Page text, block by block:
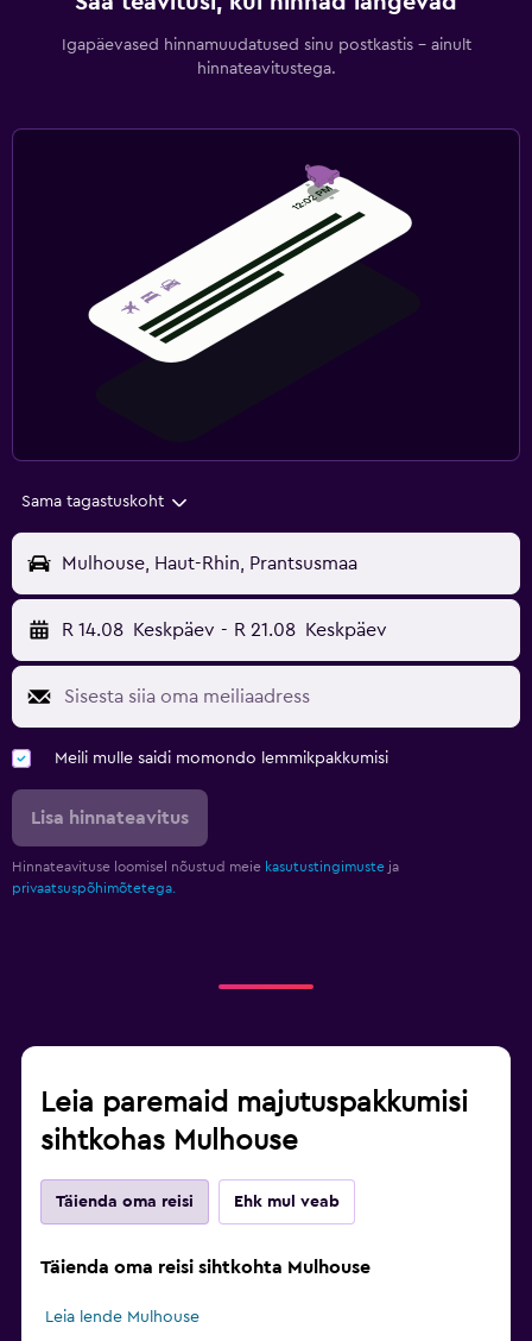
Igapäevased hinnamuudatused sinu postkastis – ainult
hinnateavitustega.
Sama tagastuskoht
Mulhouse, Haut-Rhin, Prantsusmaa
R 14.08 Keskpäev - R 21.08 Keskpäev
Meili mulle saidi momondo lemmikpakkumisi
Lisa hinnateavitus
Hinnateavituse loomisel nõustud meie kasutustingimuste ja
privaatsuspõhimõtetega.
Leia paremaid majutuspakkumisi
sihtkohas Mulhouse
Täienda oma reisi Ehk mul veab
Täienda oma reisi sihtkohta Mulhouse
Leia lende Mulhouse